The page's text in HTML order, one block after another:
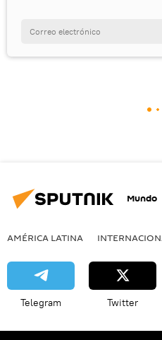
Mundo
AMÉRICA LATINA
Telegram Twitter